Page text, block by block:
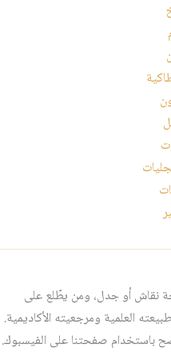
نقاش أو جدل، ومن يطّلع على
العلمية ومرجعيته الأكاديمية.
باستخدام صفحتنا على الفيسبوك.